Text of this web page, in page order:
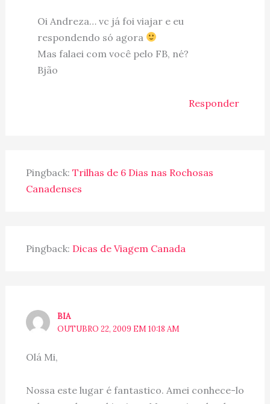
Oi Andreza… vc já foi viajar e eu
respondendo só agora
Mas falaei com você pelo FB, né?
Bjão
Responder
Pingback: Trilhas de 6 Dias nas Rochosas
Canadenses
Pingback: Dicas de Viagem Canada
BIA
OUTUBRO 22, 2009 EM 10:18 AM
Olá Mi,
Nossa este lugar é fantastico. Amei conhece-lo